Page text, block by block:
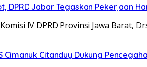
DPRD Jabar Tegaskan Pekerjaan
IV DPRD Provinsi Jawa Barat,
Cimanuk Citanduy Dukung